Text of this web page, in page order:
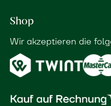
Shop
Wir akzeptieren die